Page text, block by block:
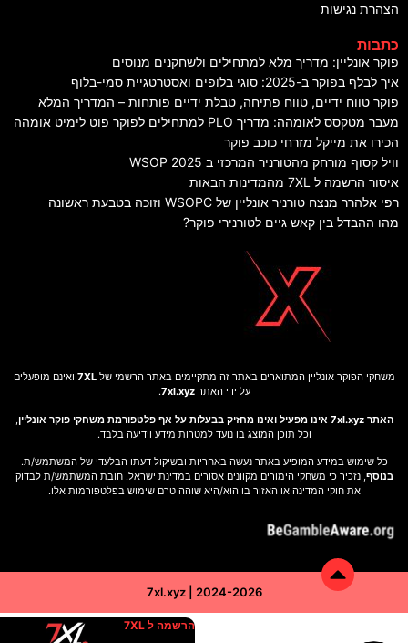
הצהרת נגישות
כתבות
פוקר אונליין: מדריך מלא למתחילים ולשחקנים מנוסים
איך לבלף בפוקר ב-2025: סוגי בלופים ואסטרטגיית סמי-בלוף
פוקר טווח ידיים, טווח פתיחה, טבלת ידיים פותחות – המדריך המלא
מעבר מטקסס לאומהה: מדריך PLO למתחילים לפוקר פוט לימיט אומהה
הכירו את מייקל מזרחי כוכב פוקר
וויל קסוף מורחק מהטורניר המרכזי ב WSOP 2025
איסור הרשמה ל 7XL מהמדינות הבאות
רפי אלהרר מנצח טורניר אונליין של WSOPC וזוכה בטבעת ראשונה
מהו ההבדל בין קאש גיים לטורנירי פוקר?
משחקי הפוקר אונליין המתוארים באתר זה מתקיימים באתר הרשמי של7XL ואינם מופעלים
על ידי האתר7xl.xyz
.
האתר 7xl.xyz אינו מפעיל ואינו מחזיק בבעלות על אף פלטפורמת משחקי פוקר אונליין
וכל תוכן המוצג בו נועד למטרות מידע וידיעה בלבד.
כל שימוש במידע המופיע באתר נעשה באחריות ובשיקול דעתו הבלעדי של המשתמש/ת.
בנוסף, נזכיר כי משחקי הימורים מקוונים אסורים במדינת ישראל. חובת המשתמש/ת לבדוק
את חוקי המדינה או האזור בו הוא/היא שוהה טרם שימוש בפלטפורמות אלו.
7xl.xyz | 2024-2026
הרשמה ל 7XL